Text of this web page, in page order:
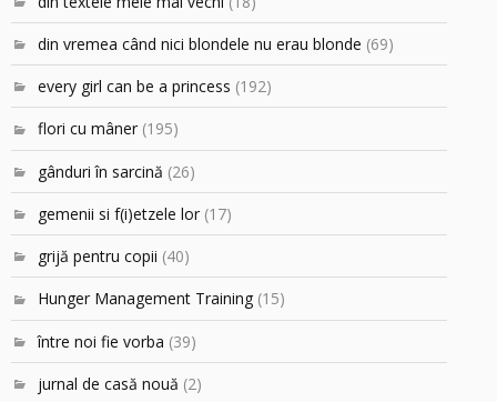
din vremea când nici blondele nu erau blonde (69)
every girl can be a princess (192)
flori cu mâner (195)
gânduri în sarcină (26)
gemenii si f(i)etzele lor (17)
grijă pentru copii (40)
Hunger Management Training (15)
între noi fie vorba (39)
jurnal de casă nouă (2)